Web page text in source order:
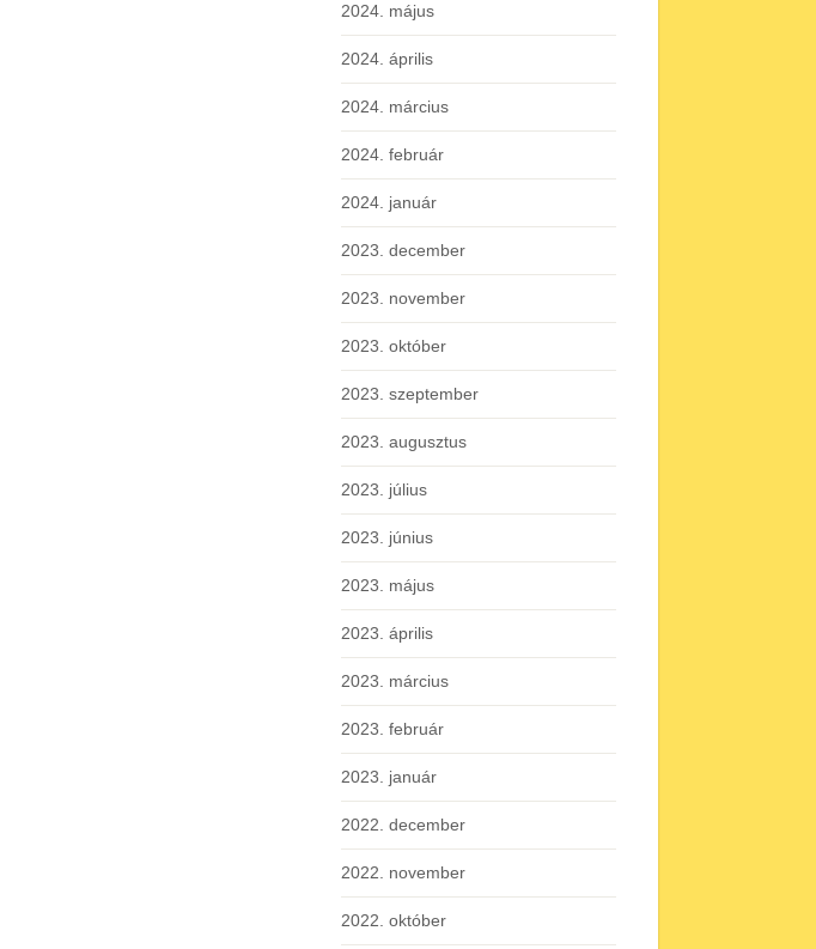
2024. május
2024. április
2024. március
2024. február
2024. január
2023. december
2023. november
2023. október
2023. szeptember
2023. augusztus
2023. július
2023. június
2023. május
2023. április
2023. március
2023. február
2023. január
2022. december
2022. november
2022. október